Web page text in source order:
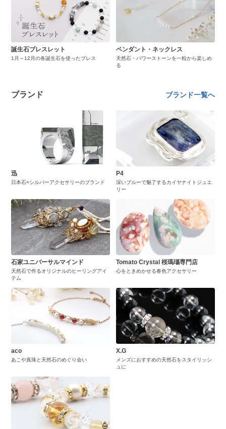
誕生石ブレスレット
1月～12月の各誕生石を使ったブレス
ペンダント・ネックレス
天然石・パワーストーンを一粒から楽しめ
る
ブランド ブランド一覧へ
迅
日本石×シルバーアクセサリーのブランド
P4
深いブルーで魅了するカイヤナイトジュエ
リー
石家ユニバーサルマインド
天然石で作るオリジナルのヒーリングアイ
テム
Tomato Crystal 桜瑪瑙専門店
心をときめかせる春色アクセサリー
aco
あこや真珠と天然石のめぐり会い
X.G
メンズにおすすめの天然石をスタイリッシ
ュに